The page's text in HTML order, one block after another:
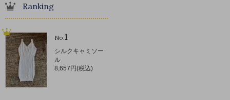
Ranking
No.1
シルクキャミソー
ル
8,657円(税込)